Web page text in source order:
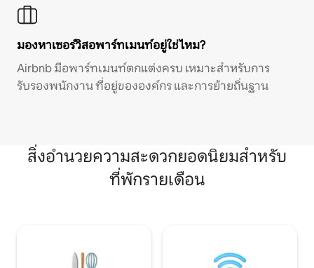
มองหาเซอร์วิสอพาร์ทเมนท์อยู่ใช่ไหม?
Airbnb มีอพาร์ทเมนท์ตกแต่งครบ เหมาะสำหรับการ
รับรองพนักงาน ที่อยู่ขององค์กร และการย้ายถิ่นฐาน
สิ่งอำนวยความสะดวกยอดนิยมสำหรับ
ที่พักรายเดือน